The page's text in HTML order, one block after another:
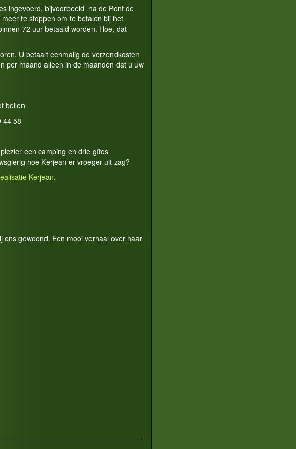
ingevoerd, bijvoorbeeld na de Pont de
te stoppen om te betalen bij het
72 uur betaald worden. Hoe, dat
U betaalt eenmalig de verzendkosten
per maand alleen in de maanden dat u uw
bellen
44 58
een camping en drie gîtes
hoe Kerjean er vroeger uit zag?
Kerjean.
ons gewoond. Een mooi verhaal over haar